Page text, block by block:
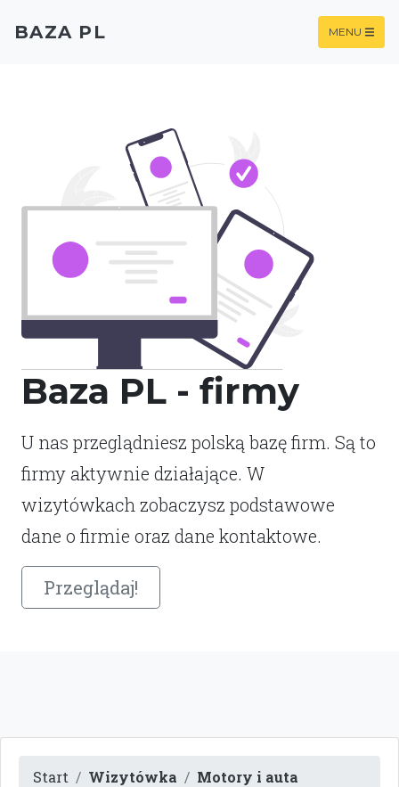
Baza PL - firmy
U nas przeglądniesz polską bazę firm. Są to
firmy aktywnie działające. W
wizytówkach zobaczysz podstawowe
dane o firmie oraz dane kontaktowe.
Przeglądaj!
BAZA PL MENU
Start Wizytówka
Motory i auta